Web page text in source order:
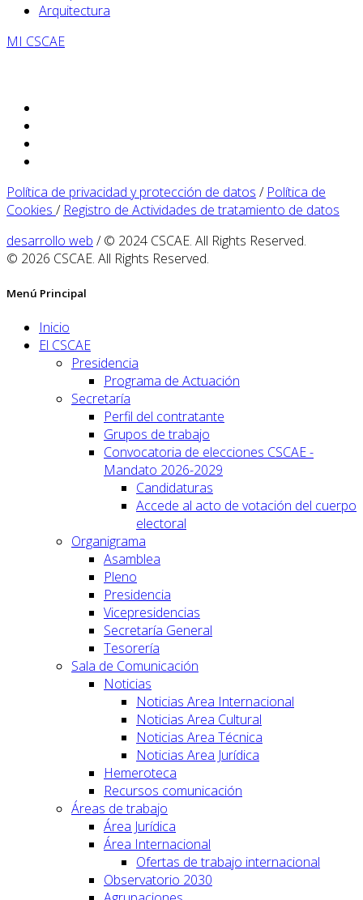
Arquitectura
MI CSCAE
Política de privacidad y protección de datos / Política de
Cookies / Registro de Actividades de tratamiento de datos
desarrollo web / © 2024 CSCAE. All Rights Reserved.
© 2026 CSCAE. All Rights Reserved.
Menú Principal
Inicio
El CSCAE
Presidencia
Programa de Actuación
Secretaría
Perfil del contratante
Grupos de trabajo
Convocatoria de elecciones CSCAE -
Mandato 2026-2029
Candidaturas
Accede al acto de votación del cuerpo
electoral
Organigrama
Asamblea
Pleno
Presidencia
Vicepresidencias
Secretaría General
Tesorería
Sala de Comunicación
Noticias
Noticias Area Internacional
Noticias Area Cultural
Noticias Area Técnica
Noticias Area Jurídica
Hemeroteca
Recursos comunicación
Áreas de trabajo
Área Jurídica
Área Internacional
Ofertas de trabajo internacional
Observatorio 2030